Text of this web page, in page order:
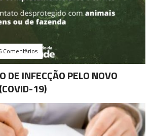
Comentários
DE INFECÇÃO PELO NOVO
19)